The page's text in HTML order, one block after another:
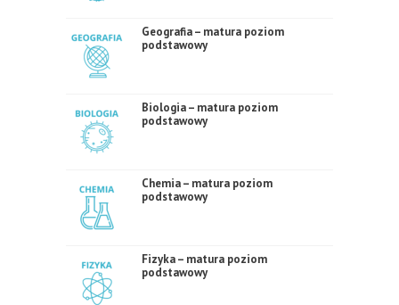
Geografia – matura poziom
podstawowy
Biologia – matura poziom
podstawowy
Chemia – matura poziom
podstawowy
Fizyka – matura poziom
podstawowy